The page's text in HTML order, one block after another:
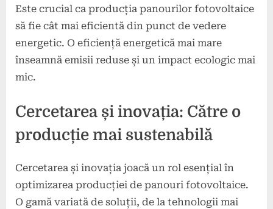
Este crucial ca producția panourilor fotovoltaice
să fie cât mai eficientă din punct de vedere
energetic. O eficiență energetică mai mare
înseamnă emisii reduse și un impact ecologic mai
mic.
Cercetarea și inovația: Către o
producție mai sustenabilă
Cercetarea și inovația joacă un rol esențial în
optimizarea producției de panouri fotovoltaice.
O gamă variată de soluții, de la tehnologii mai